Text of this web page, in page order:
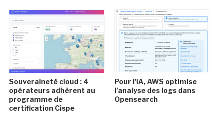
Souveraineté cloud : 4
opérateurs adhèrent au
programme de
certification Cispe
Pour l'IA, AWS optimise
l'analyse des logs dans
Opensearch